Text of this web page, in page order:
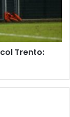
Trento: